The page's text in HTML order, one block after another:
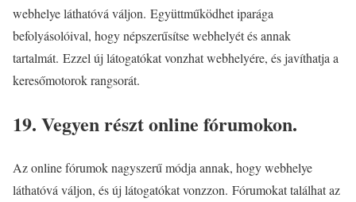
webhelye láthatóvá váljon. Együttműködhet iparága
befolyásolóival, hogy népszerűsítse webhelyét és annak
tartalmát. Ezzel új látogatókat vonzhat webhelyére, és javíthatja a
keresőmotorok rangsorát.
19. Vegyen részt online fórumokon.
Az online fórumok nagyszerű módja annak, hogy webhelye
láthatóvá váljon, és új látogatókat vonzzon. Fórumokat találhat az